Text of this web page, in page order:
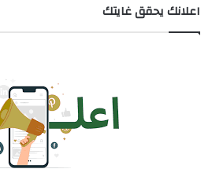
اعلانك يحقق غايتك